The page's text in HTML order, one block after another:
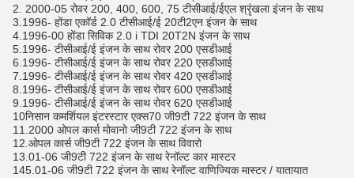
2. 2000-05 रोवर 200, 400, 600, 75 टीसीआई/ईएल श्रृंखला इंजन के साथ
3.1996- होंडा एकॉर्ड 2.0 टीसीआई/ई 20टी2एन इंजन के साथ
4.1996-00 होंडा सिविक 2.0 i TDI 20T2N इंजन के साथ
5.1996- टीसीआई/ई इंजन के साथ रोवर 200 एसडीआई
6.1996- टीसीआई/ई इंजन के साथ रोवर 220 एसडीआई
7.1996- टीसीआई/ई इंजन के साथ रोवर 420 एसडीआई
8.1996- टीसीआई/ई इंजन के साथ रोवर 600 एसडीआई
9.1996- टीसीआई/ई इंजन के साथ रोवर 620 एसडीआई
10निसान कमर्शियल इंटरस्टार एक्स70 जी9टी 722 इंजन के साथ
11.2000 ओपल कार्स मोवानो जी9टी 722 इंजन के साथ
12.ओपल कार्स जी9टी 722 इंजन के साथ विवारो
13.01-06 जी9टी 722 इंजन के साथ रेनॉल्ट कार मास्टर
145.01-06 जी9टी 722 इंजन के साथ रेनॉल्ट वाणिज्यिक मास्टर / यातायात